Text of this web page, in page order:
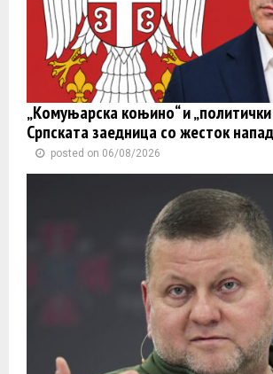
„Комуњарска коњино“ и „политички
Српската заедница со жесток
posted on 06/08/2026